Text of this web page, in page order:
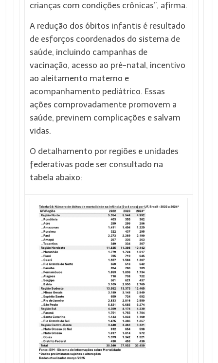
crianças com condições crônicas”, afirma.
A redução dos óbitos infantis é resultado
de esforços coordenados do sistema de
saúde, incluindo campanhas de
vacinação, acesso ao pré-natal, incentivo
ao aleitamento materno e
acompanhamento pediátrico. Essas
ações comprovadamente promovem a
saúde, previnem complicações e salvam
vidas.
O detalhamento por regiões e unidades
federativas pode ser consultado na
tabela abaixo: